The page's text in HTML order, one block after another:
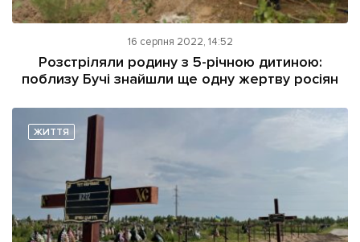
16 серпня 2022, 14:52
Розстріляли родину з 5-річною дитиною:
поблизу Бучі знайшли ще одну жертву росіян
ЖИТТЯ